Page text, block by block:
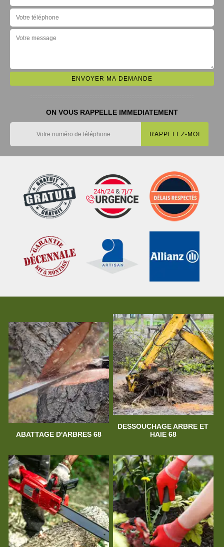
ON VOUS RAPPELLE IMMEDIATEMENT
ABATTAGE D'ARBRES 68
DESSOUCHAGE ARBRE ET
HAIE 68